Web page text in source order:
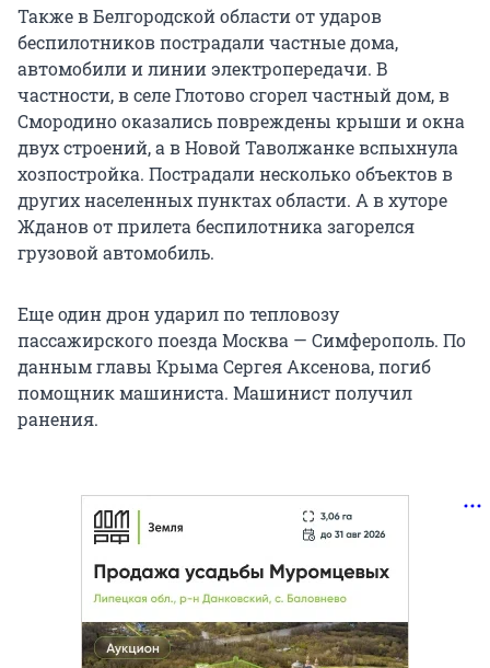
Также в Белгородской области от ударов
беспилотников пострадали частные дома,
автомобили и линии электропередачи. В
частности, в селе Глотово сгорел частный дом, в
Смородино оказались повреждены крыши и окна
двух строений, а в Новой Таволжанке вспыхнула
хозпостройка. Пострадали несколько объектов в
других населенных пунктах области. А в хуторе
Жданов от прилета беспилотника загорелся
грузовой автомобиль.
Еще один дрон ударил по тепловозу
пассажирского поезда Москва — Симферополь. По
данным главы Крыма Сергея Аксенова, погиб
помощник машиниста. Машинист получил
ранения.